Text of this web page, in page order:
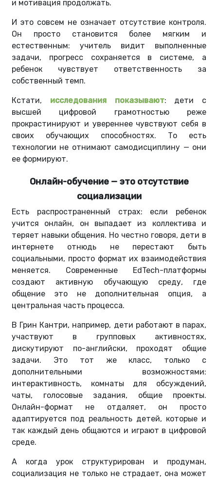
и мотивация продолжать.
И это совсем не означает отсутствие контроля.
Он просто становится более мягким и
естественным: учитель видит выполненные
задачи, прогресс сохраняется в системе, а
ребенок чувствует ответственность за
собственный темп.
Кстати, исследования показывают: дети с
высшей цифровой грамотностью реже
прокрастинируют и увереннее чувствуют себя в
своих обучающих способностях. То есть
технологии не отнимают самодисциплину — они
ее формируют.
Онлайн-обучение — это отсутствие
социализации
Есть распространенный страх: если ребенок
учится онлайн, он выпадает из коллектива и
теряет навыки общения. Но честно говоря, дети в
интернете отнюдь не перестают быть
социальными, просто формат их взаимодействия
меняется. Современные EdTech-платформы
создают активную обучающую среду, где
общение это не дополнительная опция, а
центральная часть процесса.
В Грин Кантри, например, дети работают в парах,
участвуют в групповых активностях,
дискутируют по-английски, проходят общие
задачи. Это тот же класс, только с
дополнительными возможностями:
интерактивность, комнаты для обсуждений,
чаты, голосовые задания, общие проекты.
Онлайн-формат не отдаляет, он просто
адаптируется под реальность детей, которые и
так каждый день общаются и играют в цифровой
среде.
А когда урок структурирован и продуман,
социализация не только не страдает, она может